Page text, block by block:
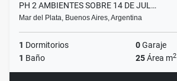
PH 2 AMBIENTES SOBRE 14 DE JUL…
Mar del Plata, Buenos Aires, Argentina
1 Dormitorios 0Garaje
1 Baño 25Área m2